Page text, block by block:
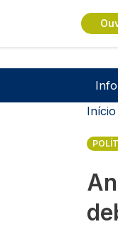
Início